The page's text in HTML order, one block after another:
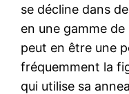
se décline dans
en une gamme de
peut en être une
fréquemment la
qui utilise sa